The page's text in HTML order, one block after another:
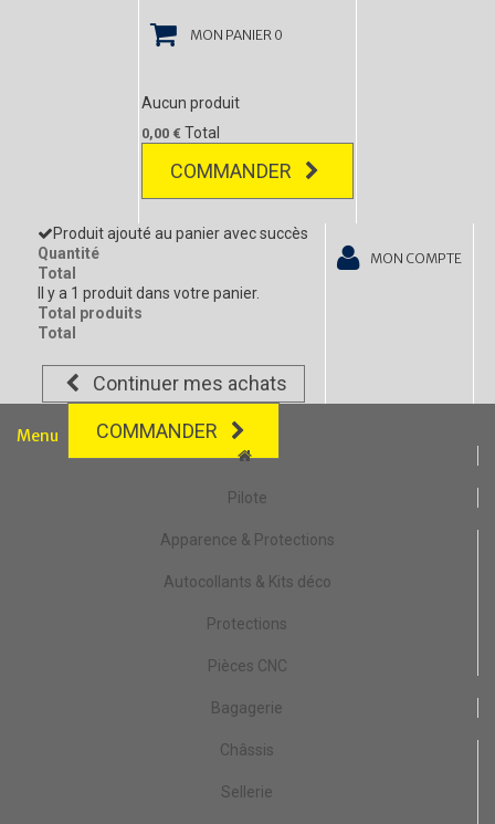
MON PANIER 0
Aucun produit
0,00 € Total
COMMANDER
Produit ajouté au panier avec succès
Quantité
Total
Il y a 1 produit dans votre panier.
Total produits
Total
Continuer mes achats
COMMANDER
MON COMPTE
Menu
Pilote
Apparence & Protections
Autocollants & Kits déco
Protections
Pièces CNC
Bagagerie
Châssis
Sellerie